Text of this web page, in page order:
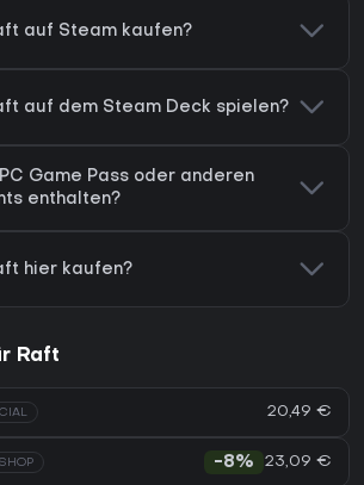
auf Steam kaufen?
auf dem Steam Deck spielen?
Game Pass oder anderen
enthalten?
hier kaufen?
Raft
20,49 €
-8% 23,09 €